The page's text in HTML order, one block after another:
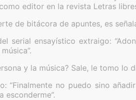
editor en la revista Letras
de bitácora de apuntes, es
serial ensayístico extraigo:
y la música? Sale, le tomo
“Finalmente no puedo sino
esconderme”.